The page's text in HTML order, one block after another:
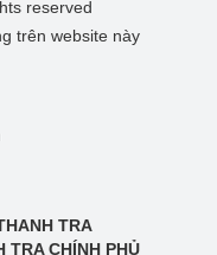
reserved
trên website này
TRA
TRA CHÍNH PHỦ